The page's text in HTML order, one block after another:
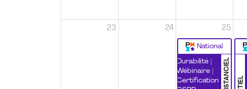
23 24 25
National
DISTANCIEL
Durabilité |
Wébinaire |
Certification